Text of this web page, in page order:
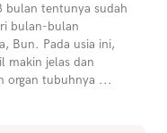
bulan tentunya sudah
bulan-bulan
Bun. Pada usia ini,
makin jelas dan
organ tubuhnya ...